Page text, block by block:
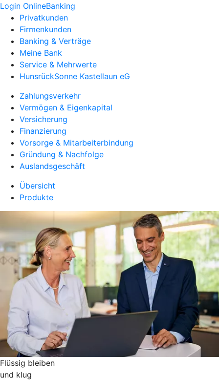
Login OnlineBanking
Privatkunden
Firmenkunden
Banking & Verträge
Meine Bank
Service & Mehrwerte
HunsrückSonne Kastellaun eG
Zahlungsverkehr
Vermögen & Eigenkapital
Versicherung
Finanzierung
Vorsorge & Mitarbeiterbindung
Gründung & Nachfolge
Auslandsgeschäft
Übersicht
Produkte
Flüssig bleiben
und klug